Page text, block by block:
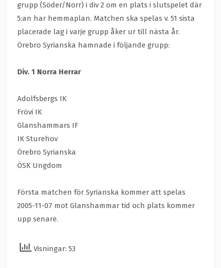
grupp (Söder/Norr) i div 2 om en plats i slutspelet där
5:an har hemmaplan. Matchen ska spelas v. 51 sista
placerade lag i varje grupp åker ur till nästa år.
Örebro Syrianska hamnade i följande grupp:
Div. 1 Norra Herrar
Adolfsbergs IK
Frövi IK
Glanshammars IF
IK Sturehov
Örebro Syrianska
ÖSK Ungdom
Första matchen för Syrianska kommer att spelas
2005-11-07 mot Glanshammar tid och plats kommer
upp senare.
Visningar: 53